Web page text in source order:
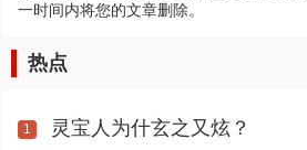
一时间内将您的文章删除。
热点
1 灵宝人为什玄之又炫？